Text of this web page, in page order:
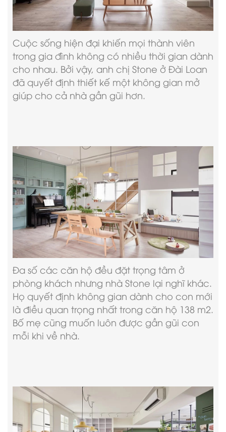
Cuộc sống hiện đại khiến mọi thành viên
trong gia đình không có nhiều thời gian dành
cho nhau. Bởi vậy, anh chị Stone ở Đài Loan
đã quyết định thiết kế một không gian mở
giúp cho cả nhà gần gũi hơn.
Đa số các căn hộ đều đặt trọng tâm ở
phòng khách nhưng nhà Stone lại nghĩ khác.
Họ quyết định không gian dành cho con mới
là điều quan trọng nhất trong căn hộ 138 m2.
Bố mẹ cũng muốn luôn được gần gũi con
mỗi khi về nhà.